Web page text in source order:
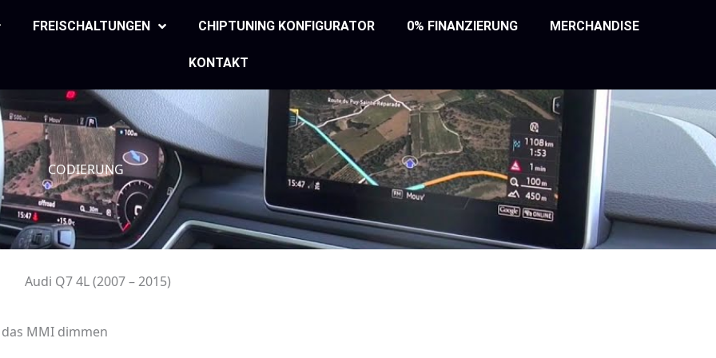
FREISCHALTUNGEN CHIPTUNING KONFIGURATOR 0% FINANZIERUNG MERCHANDISE
KONTAKT
CODIERUNG
Audi Q7 4L (2007 – 2015)
MMI dimmen